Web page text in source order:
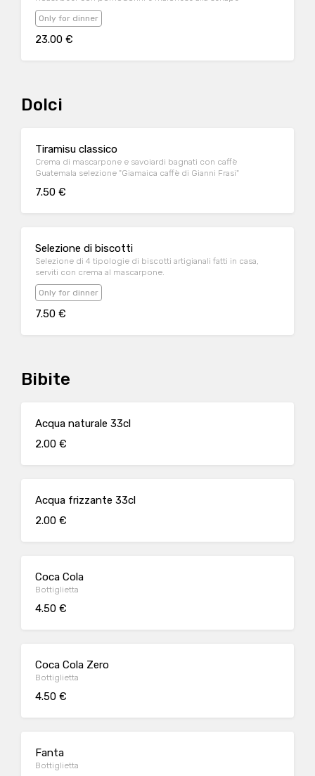
Only for dinner
23.00 €
Dolci
Tiramisu classico
Crema di mascarpone e savoiardi bagnati con caffè
Guatemala selezione "Giamaica caffè di Gianni Frasi"
7.50 €
Selezione di biscotti
Selezione di 4 tipologie di biscotti artigianali fatti in casa,
serviti con crema al mascarpone.
Only for dinner
7.50 €
Bibite
Acqua naturale 33cl
2.00 €
Acqua frizzante 33cl
2.00 €
Coca Cola
Bottiglietta
4.50 €
Coca Cola Zero
Bottiglietta
4.50 €
Fanta
Bottiglietta